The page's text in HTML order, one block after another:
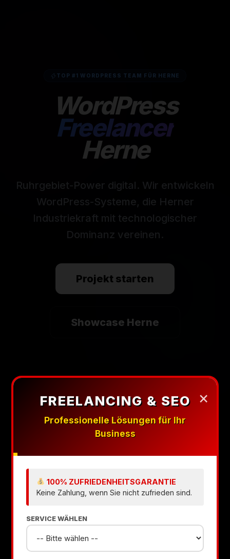
×
FREELANCING & SEO
Professionelle Lösungen für Ihr
Business
100% ZUFRIEDENHEITSGARANTIE
Keine Zahlung, wenn Sie nicht zufrieden sind.
SERVICE WÄHLEN
TOP #1 WORDPRESS TEAM FÜR HERNE
WordPress
Freelancer
Herne
Ruhrgebiet-Power digital. Wir entwickeln
WordPress-Systeme, die Herner
Industriekraft mit technologischer
Dominanz vereinen.
Projekt starten
Showcase Herne